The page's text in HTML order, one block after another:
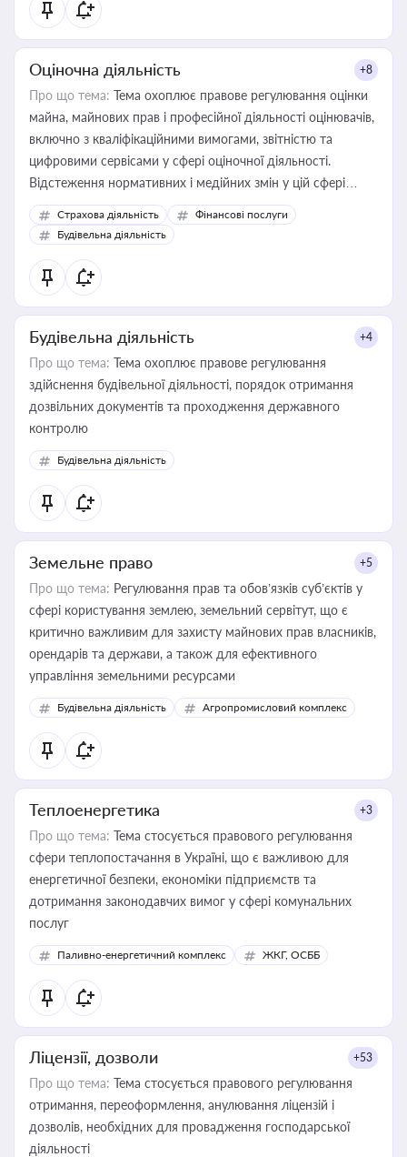
Оціночна діяльність +8
Про що тема: Тема охоплює правове регулювання оцінки
майна, майнових прав і професійної діяльності оцінювачів,
включно з кваліфікаційними вимогами, звітністю та
цифровими сервісами у сфері оціночної діяльності.
Відстеження нормативних і медійних змін у цій сфері
корисне для власника бізнесу, керівника, юриста або
бухгалтера під час оподаткування, приватизації, оренди
державного майна, корпоративних угод і перевірки
статусу суб'єктів оціночної діяльності
Страхова діяльність
Фінансові послуги
Будівельна діяльність
Будівельна діяльність +4
Про що тема: Тема охоплює правове регулювання
здійснення будівельної діяльності, порядок отримання
дозвільних документів та проходження державного
контролю
Будівельна діяльність
Земельне право +5
Про що тема: Регулювання прав та обов’язків суб’єктів у
сфері користування землею, земельний сервітут, що є
критично важливим для захисту майнових прав власників,
орендарів та держави, а також для ефективного
управління земельними ресурсами
Будівельна діяльність Агропромисловий комплекс
Теплоенергетика +3
Про що тема: Тема стосується правового регулювання
сфери теплопостачання в Україні, що є важливою для
енергетичної безпеки, економіки підприємств та
дотримання законодавчих вимог у сфері комунальних
послуг
Паливно-енергетичний комплекс ЖКГ, ОСББ
Ліцензії, дозволи +53
Про що тема: Тема стосується правового регулювання
отримання, переоформлення, анулювання ліцензій і
дозволів, необхідних для провадження господарської
діяльності